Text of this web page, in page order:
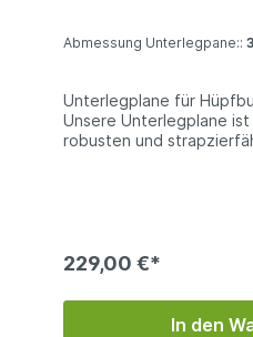
Abmessung Unterlegpane::
Unterlegplane für
Unsere Unterlegplane ist
robusten und
den Produktfotos
Farben der gelieferten
229,00 €*
In den